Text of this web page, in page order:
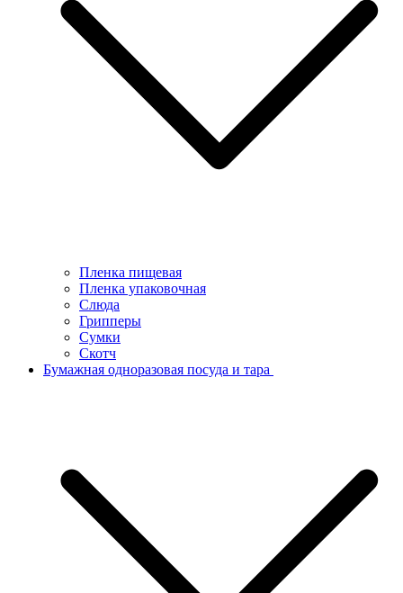
Пленка пищевая
Пленка упаковочная
Слюда
Грипперы
Сумки
Скотч
Бумажная одноразовая посуда и тара